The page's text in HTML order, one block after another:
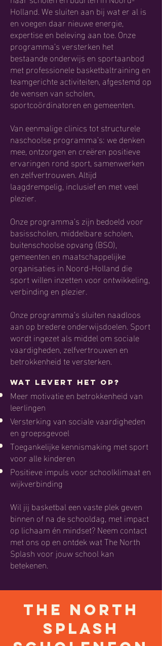
Holland. We sluiten aan bij wat er al is
en voegen daar nieuwe energie,
expertise en beleving aan toe. Onze
programma’s versterken het
bestaande onderwijs en sportaanbod
met professionele basketbaltraining en
teamgerichte activiteiten, afgestemd op
de wensen van scholen,
sportcoördinatoren en gemeenten.
Van eenmalige clinics tot structurele
naschoolse programma’s: we denken
mee, ontzorgen en creëren positieve
ervaringen rond sport, samenwerken
en zelfvertrouwen. Altijd
laagdrempelig, inclusief en met veel
plezier.
Onze programma’s zijn bedoeld voor
basisscholen, middelbare scholen,
buitenschoolse opvang (BSO),
gemeenten en maatschappelijke
organisaties in Noord-Holland die
sport willen inzetten voor ontwikkeling,
verbinding en plezier.
Onze programma’s sluiten naadloos
aan op bredere onderwijsdoelen. Sport
wordt ingezet als middel om sociale
vaardigheden, zelfvertrouwen en
betrokkenheid te versterken.
Wat levert het op?
Meer motivatie en betrokkenheid van
leerlingen
Versterking van sociale vaardigheden
en groepsgevoel
Toegankelijke kennismaking met sport
voor alle kinderen
Positieve impuls voor schoolklimaat en
wijkverbinding
Wil jij basketbal een vaste plek geven
binnen of na de schooldag, met impact
op lichaam én mindset? Neem contact
met ons op en ontdek wat The North
Splash voor jouw school kan
betekenen.
The North
Splash